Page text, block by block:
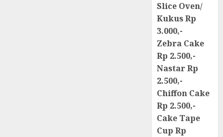
Slice Oven/
Kukus Rp
3.000,-
Zebra Cake
Rp 2.500,-
Nastar Rp
2.500,-
Chiffon Cake
Rp 2.500,-
Cake Tape
Cup Rp